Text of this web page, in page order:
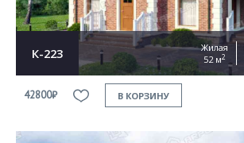
К-223
Жилая
52 м2
42800₽ В КОРЗИНУ